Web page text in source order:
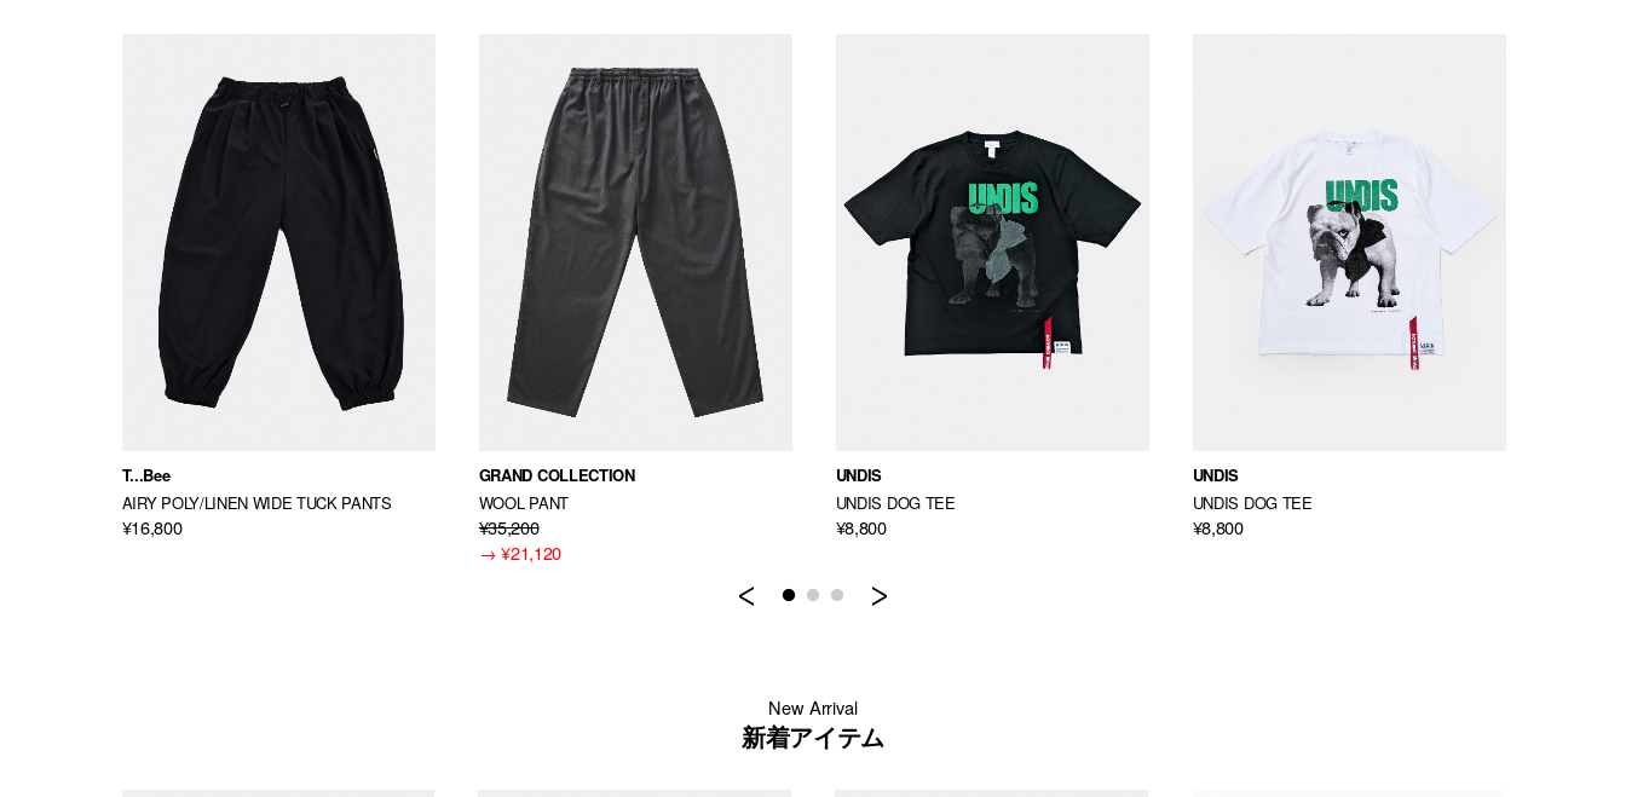
Previous
T...Bee
AIRY POLY/LINEN WIDE TUCK PANTS
¥16,800
GRAND COLLECTION
WOOL PANT
¥35,200
→ ¥21,120
UNDIS
UNDIS DOG TEE
¥8,800
UNDIS
UNDIS DOG TEE
¥8,800
Next
New Arrival
新着アイテム